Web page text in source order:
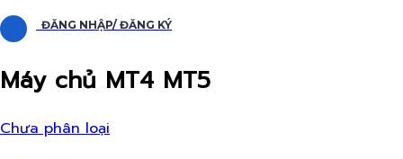
ĐĂNG NHẬP/ ĐĂNG KÝ
Máy chủ MT4 MT5
Chưa phân loại